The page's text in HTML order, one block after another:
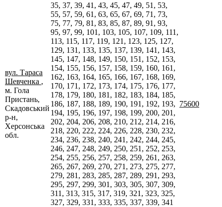
вул. Тараса
Шевченка ,
м. Гола
Пристань,
Скадовський
р-н,
Херсонська
обл.
35, 37, 39, 41, 43, 45, 47, 49, 51, 53,
55, 57, 59, 61, 63, 65, 67, 69, 71, 73,
75, 77, 79, 81, 83, 85, 87, 89, 91, 93,
95, 97, 99, 101, 103, 105, 107, 109, 111,
113, 115, 117, 119, 121, 123, 125, 127,
129, 131, 133, 135, 137, 139, 141, 143,
145, 147, 148, 149, 150, 151, 152, 153,
154, 155, 156, 157, 158, 159, 160, 161,
162, 163, 164, 165, 166, 167, 168, 169,
170, 171, 172, 173, 174, 175, 176, 177,
178, 179, 180, 181, 182, 183, 184, 185,
186, 187, 188, 189, 190, 191, 192, 193,
194, 195, 196, 197, 198, 199, 200, 201,
202, 204, 206, 208, 210, 212, 214, 216,
218, 220, 222, 224, 226, 228, 230, 232,
234, 236, 238, 240, 241, 242, 244, 245,
246, 247, 248, 249, 250, 251, 252, 253,
254, 255, 256, 257, 258, 259, 261, 263,
265, 267, 269, 270, 271, 273, 275, 277,
279, 281, 283, 285, 287, 289, 291, 293,
295, 297, 299, 301, 303, 305, 307, 309,
311, 313, 315, 317, 319, 321, 323, 325,
327, 329, 331, 333, 335, 337, 339, 341
75600